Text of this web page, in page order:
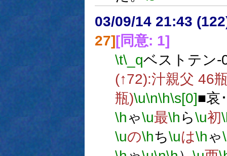
03/09/14 21:43
27][同意: 1]
\t\_qベストテン-
(↑72):汁親父 46
瓶)\u\n\h\s[0]■哀
\hゃ\u最\h ら\u初
\uの\hち\uは\hゃ